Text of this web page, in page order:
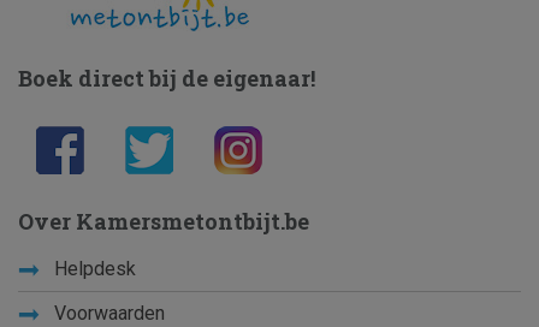
Boek direct bij de eigenaar!
Over Kamersmetontbijt.be
Helpdesk
Voorwaarden